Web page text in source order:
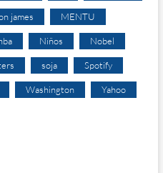
james MENTU
Niños Nobel
soja Spotify
Washington Yahoo